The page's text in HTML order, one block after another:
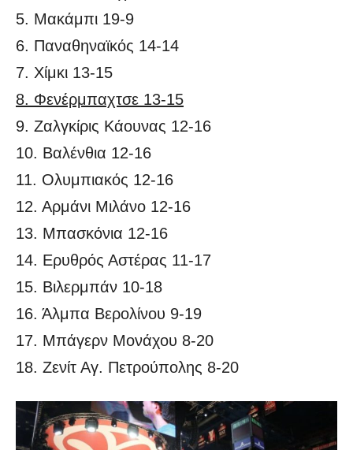
5. Μακάμπι 19-9
6. Παναθηναϊκός 14-14
7. Χίμκι 13-15
8. Φενέρμπαχτσε 13-15
9. Ζαλγκίρις Κάουνας 12-16
10. Βαλένθια 12-16
11. Ολυμπιακός 12-16
12. Αρμάνι Μιλάνο 12-16
13. Μπασκόνια 12-16
14. Ερυθρός Αστέρας 11-17
15. Βιλερμπάν 10-18
16. Άλμπα Βερολίνου 9-19
17. Μπάγερν Μονάχου 8-20
18. Ζενίτ Αγ. Πετρούπολης 8-20